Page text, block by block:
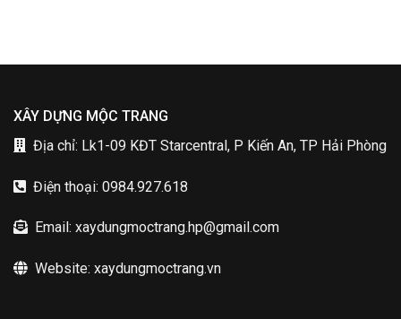
XÂY DỰNG MỘC TRANG
Địa chỉ: Lk1-09 KĐT Starcentral, P Kiến An, TP Hải Phòng
Điện thoại: 0984.927.618
Email: xaydungmoctrang.hp@gmail.com
Website: xaydungmoctrang.vn